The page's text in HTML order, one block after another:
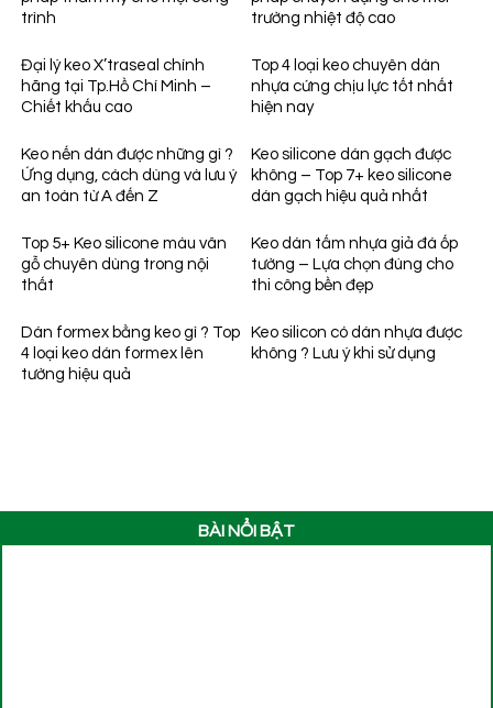
trình
trường nhiệt độ cao
Đại lý keo X’traseal chính
hãng tại Tp.Hồ Chí Minh –
Chiết khấu cao
Top 4 loại keo chuyên dán
nhựa cứng chịu lực tốt nhất
hiện nay
Keo nến dán được những gì ?
Ứng dụng, cách dùng và lưu ý
an toàn từ A đến Z
Keo silicone dán gạch được
không – Top 7+ keo silicone
dán gạch hiệu quả nhất
Top 5+ Keo silicone màu vân
gỗ chuyên dùng trong nội
thất
Keo dán tấm nhựa giả đá ốp
tường – Lựa chọn đúng cho
thi công bền đẹp
Dán formex bằng keo gì ? Top
4 loại keo dán formex lên
tường hiệu quả
Keo silicon có dán nhựa được
không ? Lưu ý khi sử dụng
BÀI NỔI BẬT